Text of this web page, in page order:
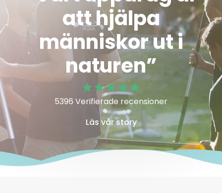
att hjälpa
människor ut i
naturen”
5396 Verifierade recensioner
Läs vår story